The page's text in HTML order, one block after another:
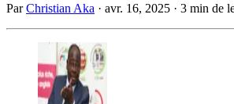
ParChristian Aka · avr. 16, 2025 · 3 min de